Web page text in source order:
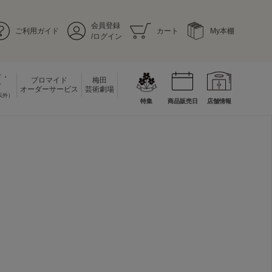
ご利用ガイド
会員登録
/ログイン
カート My本棚
）
ブロマイド
オーダーサービス
梅田
芸術劇場
特集 商品販売日 店舗情報